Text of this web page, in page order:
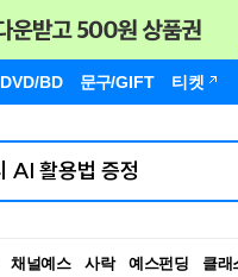
DVD/BD 문구/GIFT 티켓
채널예스 사락 예스펀딩 클래